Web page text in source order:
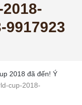
9917923
2018 đã đến! Ý
cup-2018-